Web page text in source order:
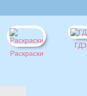
Раскраски
ГДЗ